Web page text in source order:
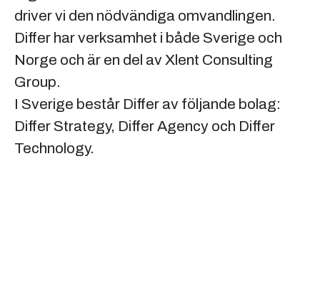
driver vi den nödvändiga omvandlingen.
Differ har verksamhet i både Sverige och
Norge och är en del av Xlent Consulting
Group.
I Sverige består Differ av följande bolag:
Differ Strategy, Differ Agency och Differ
Technology.